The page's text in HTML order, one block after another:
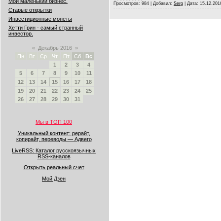
Старые открытки
Инвестиционные монеты
Хетти Грин - самый странный
инвестор.
« Декабрь 2016 »
Пн
Вт Ср Чт Пт Сб
Вс
1
2 3
4
5
6 7 8 9 10
11
12
13 14 15 16 17
18
19
20 21 22 23 24
25
26
27 28 29 30 31
Мы в ТОП 100
Уникальный контент: рерайт,
копирайт, переводы — Адвего
LiveRSS: Каталог русскоязычных
RSS-каналов
Открыть реальный счет
Мой Дзен
Просмотров: 984 Добавил: Serg Дата: